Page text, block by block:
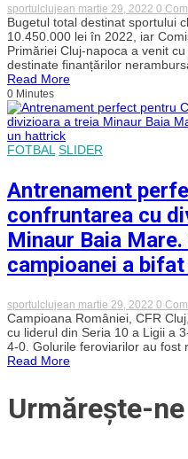
sportulclujean martie 29, 2022 0
Bugetul total destinat sportului
10.450.000 lei în 2022, iar
Primăriei Cluj-napoca a venit
destinate finanțărilor
Read More
0 Minutes
FOTBAL SLIDER
Antrenament
confruntarea cu
Minaur Baia
campioanei a
sportulclujean martie 29, 2022 0
Campioana României, CFR
cu liderul din Seria 10 a Ligii a
4-0. Golurile feroviarilor au fost
Read More
Urmărește-ne